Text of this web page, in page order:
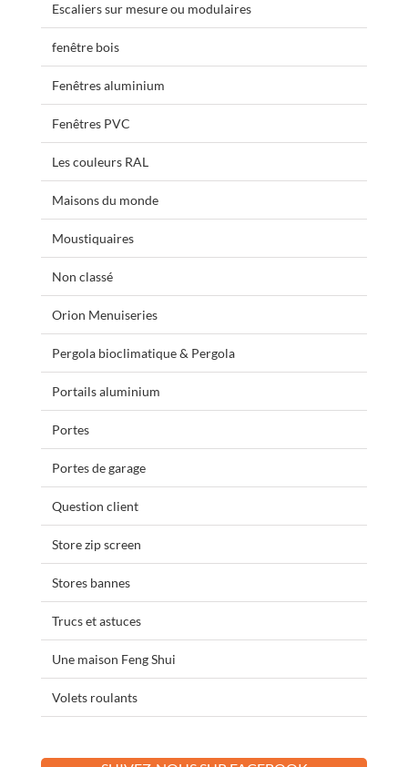
Escaliers sur mesure ou modulaires
fenêtre bois
Fenêtres aluminium
Fenêtres PVC
Les couleurs RAL
Maisons du monde
Moustiquaires
Non classé
Orion Menuiseries
Pergola bioclimatique & Pergola
Portails aluminium
Portes
Portes de garage
Question client
Store zip screen
Stores bannes
Trucs et astuces
Une maison Feng Shui
Volets roulants